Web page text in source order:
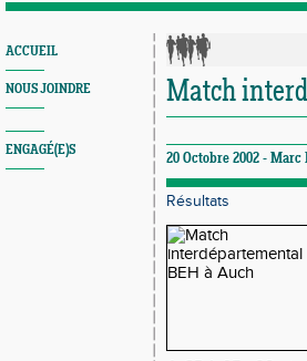
ACCUEIL
NOUS JOINDRE
ENGAGÉ(E)S
Match
20 Octobre 2002 -
Résultats